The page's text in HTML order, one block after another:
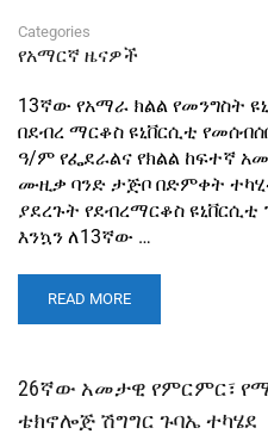
Categories
የአማርኛ ዜናዎች
13ኛው የአማራ ክልል የመንግስት
በደብረ ማርቆስ ዩኒቨርሲቲ
ዓ/ም የፌደራልና የክልል ከፍተኛ
ሙዚቃ ባንድ ታጅቦ በድምቀት
ያደረጉት የደብረማርቆስ
እንኳን ለ13ኛው …
READ MORE
26ኛው አመታዊ የምርምር፣
ቴክኖሎጅ ሽግግር ጉባኤ ተካሄደ